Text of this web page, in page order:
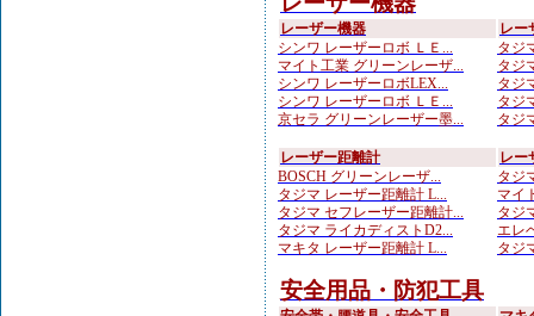
レーザー機器
シンワ レーザーロボ ＬＥ...
マイト工業 グリーンレーザ...
シンワ レーザーロボLEX...
シンワ レーザーロボ ＬＥ...
京セラ グリーンレーザー墨...
レー
タジ
タジ
タジ
タジ
タジ
レーザー距離計
BOSCH グリーンレーザ...
タジマ レーザー距離計 L...
タジマ セフレーザー距離計...
タジマ ライカディストD2...
マキタ レーザー距離計 L...
レー
タジ
マイ
タジ
エレ
タジ
安全用品・防犯工具